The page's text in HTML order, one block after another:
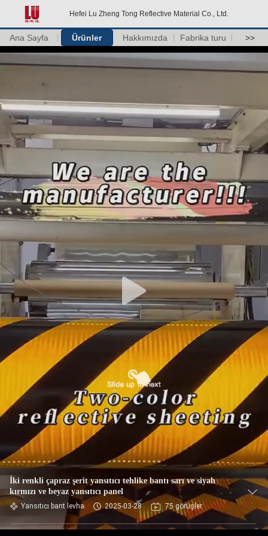
Hefei Lu Zheng Tong Reflective Material Co., Ltd.
Ana Sayfa Ürünler Hakkımızda Fabrika turu >>
İki renkli çapraz şerit yansıtıcı tehlike bantı sarı ve siyah
kırmızı ve beyaz yansıtıcı panel
Yansıtıcı bant levha 2025-03-28 75 görüşler